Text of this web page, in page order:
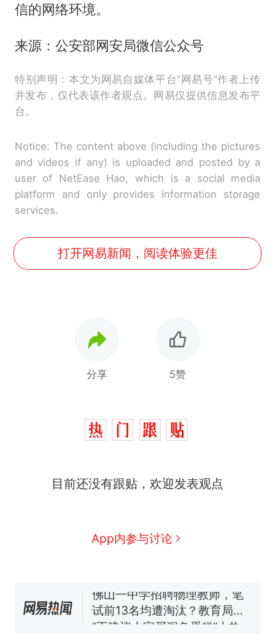
信的网络环境。
来源：公安部网安局微信公众号
特别声明：本文为网易自媒体平台“网易号”作者上传
并发布，仅代表该作者观点。网易仅提供信息发布平
台。
Notice: The content above (including the pictures
and videos if any) is uploaded and posted by a
user of NetEase Hao, which is a social media
platform and only provides information storage
services.
打开网易新闻，阅读体验更佳
分享 5赞
目前还没有跟贴，欢迎发表观点
App内参与讨论
因老师一句“跟我回家”改写了
眼了……
空调24小时开着反而更省电？
电力部门回应
已叫停招聘，成立调查组全面
核查
“不建议大家买深色蛋糕”上热
搜，网友：天塌了！